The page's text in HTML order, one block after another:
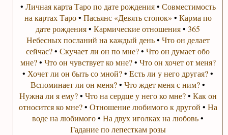
• Личная карта Таро по дате рождения• Совместимость
на картах Таро• Пасьянс «Девять стопок» • Карма по
дате рождения•Кармические отношения•365
Небесных посланий на каждый день• Что он делает
сейчас?•Скучает ли он по мне?•Что он думает обо
мне?• Что он чувствует ко мне?• Что он хочет от меня?
• Хочет ли он быть со мной?•Есть ли у него другая?•
Вспоминает ли он меня?•Что ждет меня с ним?•
Нужна ли я ему?• Что на сердце у него ко мне?• Как он
относится ко мне?• Отношение любимого к другой • На
воде на любимого•На двух иголках на любовь•
Гадание по лепесткам розы